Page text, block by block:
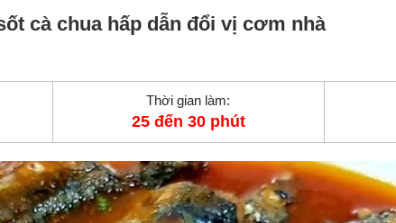
cà chua hấp dẫn đổi vị cơm nhà
Thời gian làm:
25 đến 30 phút